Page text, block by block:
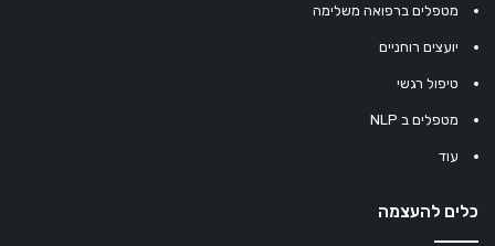
מטפלים ברפואה משלימה
יועצים רוחניים
טיפול רגשי
מטפלים ב NLP
עוד
כלים להעצמה